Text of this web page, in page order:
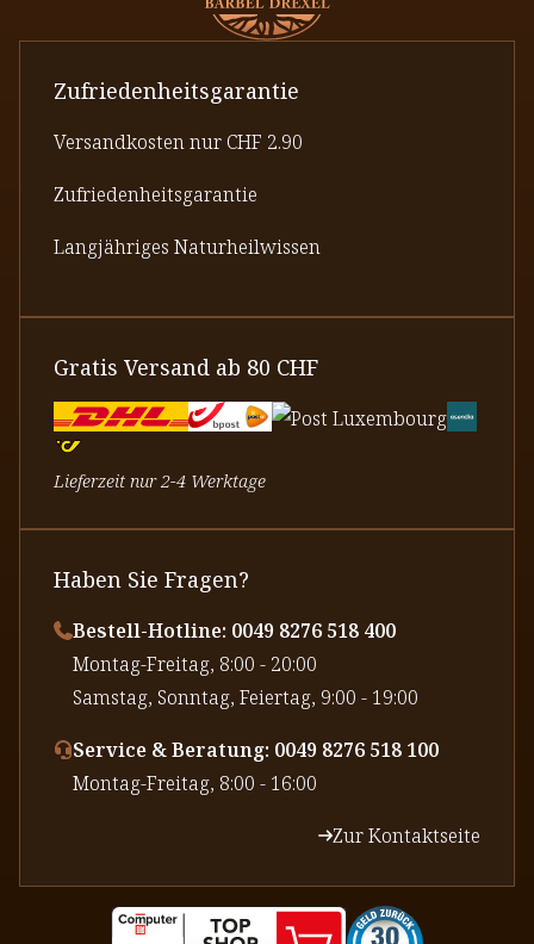
Zufriedenheitsgarantie
Versandkosten nur CHF 2.90
Zufriedenheitsgarantie
Langjähriges Naturheilwissen
Gratis Versand ab 80 CHF
Lieferzeit nur 2-4 Werktage
Haben Sie Fragen?
Bestell-Hotline: 0049 8276 518 400
⁠Montag-Freitag, 8:00 - 20:00
⁠Samstag, Sonntag, Feiertag, 9:00 - 19:00
Service & Beratung: 0049 8276 518 100
⁠Montag-Freitag, 8:00 - 16:00
Zur Kontaktseite